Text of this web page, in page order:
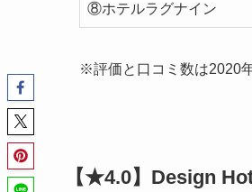
⑧ホテルラグナイン
※評価と口コミ数は2020
【★4.0】Design